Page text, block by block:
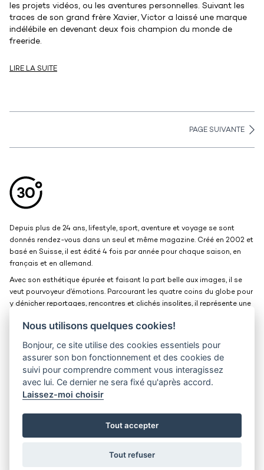
les projets vidéos, ou les aventures personnelles. Suivant les
traces de son grand frère Xavier, Victor a laissé une marque
indélébile en devenant deux fois champion du monde de
freeride.
LIRE LA SUITE
PAGE SUIVANTE
Depuis plus de 24 ans, lifestyle, sport, aventure et voyage se sont
donnés rendez-vous dans un seul et même magazine. Créé en 2002 et
basé en Suisse, il est édité 4 fois par année pour chaque saison, en
français et en allemand.
Avec son esthétique épurée et faisant la part belle aux images, il se
veut pourvoyeur d’émotions. Parcourant les quatre coins du globe pour
y dénicher reportages, rencontres et clichés insolites, il représente une
Contact
Jobs Confidentialité
30° magazine
Nous utilisons quelques cookies!
Bonjour, ce site utilise des cookies essentiels pour
assurer son bon fonctionnement et des cookies de
suivi pour comprendre comment vous interagissez
avec lui. Ce dernier ne sera fixé qu'après accord.
Laissez-moi choisir
Tout accepter
Tout refuser